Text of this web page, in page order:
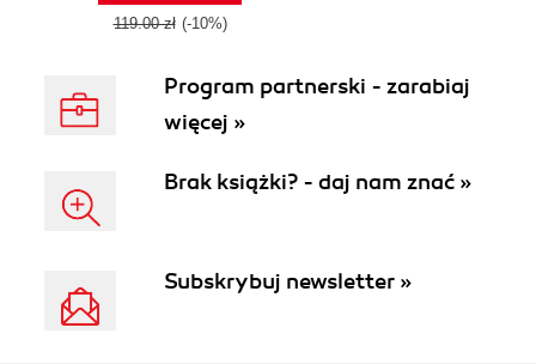
119.00 zł (-10%)
Program partnerski - zarabiaj
więcej »
Brak książki? - daj nam znać »
Subskrybuj newsletter »